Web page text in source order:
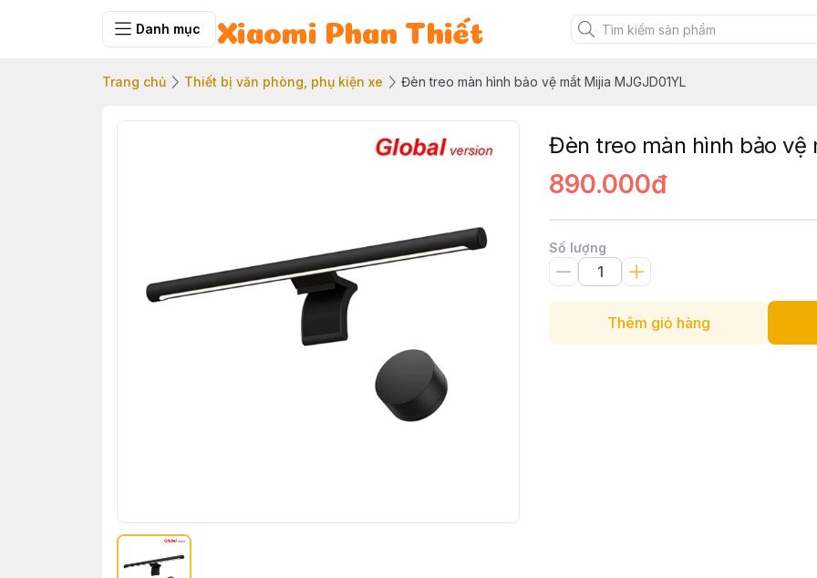
Danh mục Xiaomi Phan Thiết
Trang chủ Thiết bị văn phòng, phụ kiện xe Đèn treo màn hình bảo vệ mắt Mijia MJGJD01YL
Đèn treo màn hình bảo vệ
890.000đ
Số lượng
Thêm giỏ hàng